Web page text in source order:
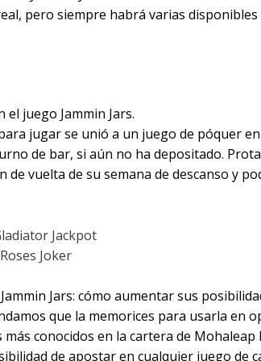
pero siempre habrá varias
juego Jammin Jars.
jugar se unió a un juego de póquer
de bar, si aún no ha depositado.
de vuelta de su semana de descanso y
Jackpot
Joker
Jars: cómo aumentar sus
que la memorices para usarla en
conocidos en la cartera de
de apostar en cualquier juego de